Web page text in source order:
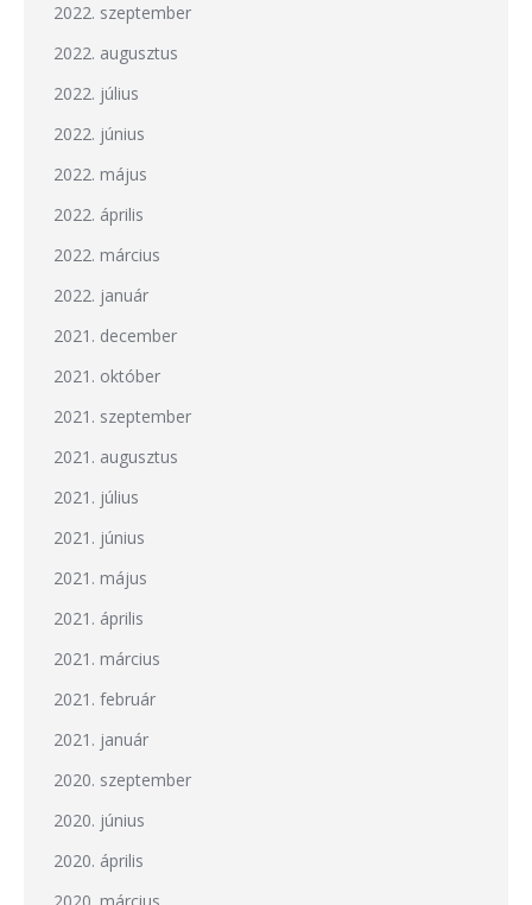
2022. szeptember
2022. augusztus
2022. július
2022. június
2022. május
2022. április
2022. március
2022. január
2021. december
2021. október
2021. szeptember
2021. augusztus
2021. július
2021. június
2021. május
2021. április
2021. március
2021. február
2021. január
2020. szeptember
2020. június
2020. április